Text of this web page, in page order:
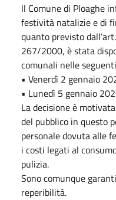
ll Comune di Ploaghe
festività natalizie e di
quanto previsto
267/2000, è stata
comunali nelle
• Venerdì 2 gennaio
• Lunedì 5 gennaio
La decisione è
del pubblico in questo
personale dovuta alle
i costi legati al
pulizia.
Sono comunque
reperibilità.